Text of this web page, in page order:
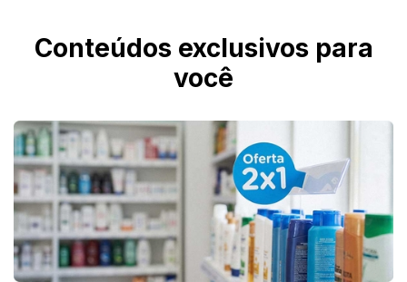
Conteúdos exclusivos para
você